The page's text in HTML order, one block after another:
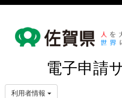
電子申請
利用者情報